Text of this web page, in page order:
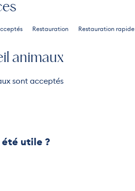
Restauration Restauration rapide
animaux
sont acceptés
été utile ?